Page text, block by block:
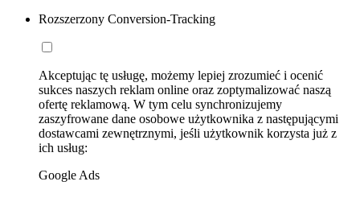
Rozszerzony Conversion-Tracking
Akceptując tę usługę, możemy lepiej zrozumieć i ocenić
sukces naszych reklam online oraz zoptymalizować naszą
ofertę reklamową. W tym celu synchronizujemy
zaszyfrowane dane osobowe użytkownika z następującymi
dostawcami zewnętrznymi, jeśli użytkownik korzysta już z
ich usług:
Google Ads